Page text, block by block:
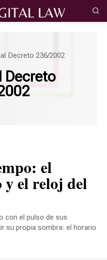
Decreto 236/2002
Decreto
el reloj del
con el pulso de sus
su propia sombra: el horario